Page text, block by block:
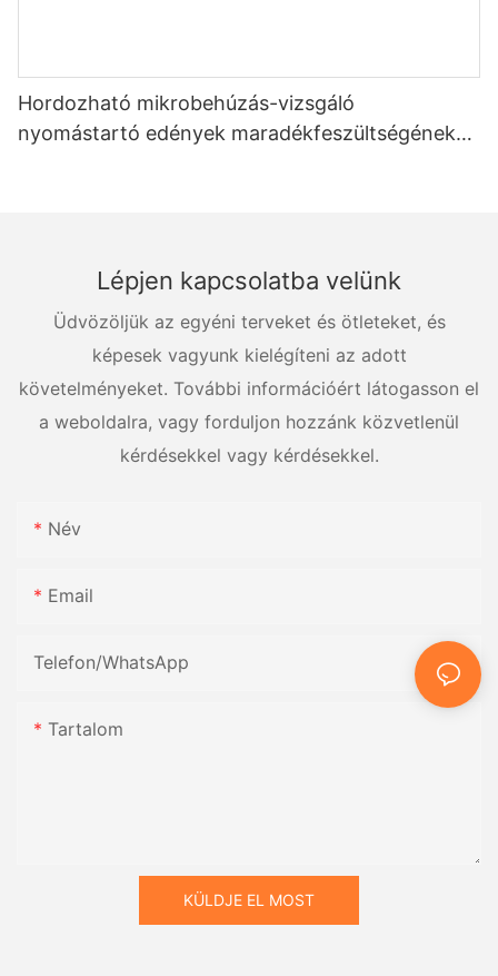
Hordozható mikrobehúzás-vizsgáló
nyomástartó edények maradékfeszültségének
Lépjen kapcsolatba velünk
Üdvözöljük az egyéni terveket és ötleteket, és
képesek vagyunk kielégíteni az adott
követelményeket. További információért látogasson el
a weboldalra, vagy forduljon hozzánk közvetlenül
kérdésekkel vagy kérdésekkel.
Név
Email
Telefon/WhatsApp
Tartalom
KÜLDJE EL MOST